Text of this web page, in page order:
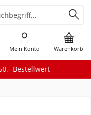
Bestellwert
Warenkorb
Mein Konto